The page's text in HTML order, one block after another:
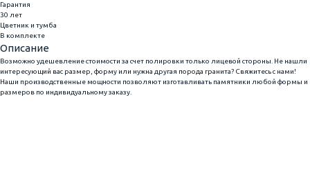
Гарантия
30 лет
Цветник и тумба
В комплекте
Описание
Возможно удешевление стоимости за счет полировки только лицевой стороны. Не нашли
интересующий вас размер, форму или нужна другая порода гранита? Свяжитесь с нами!
Наши производственные мощности позволяют изготавливать памятники любой формы и
размеров по индивидуальному заказу.